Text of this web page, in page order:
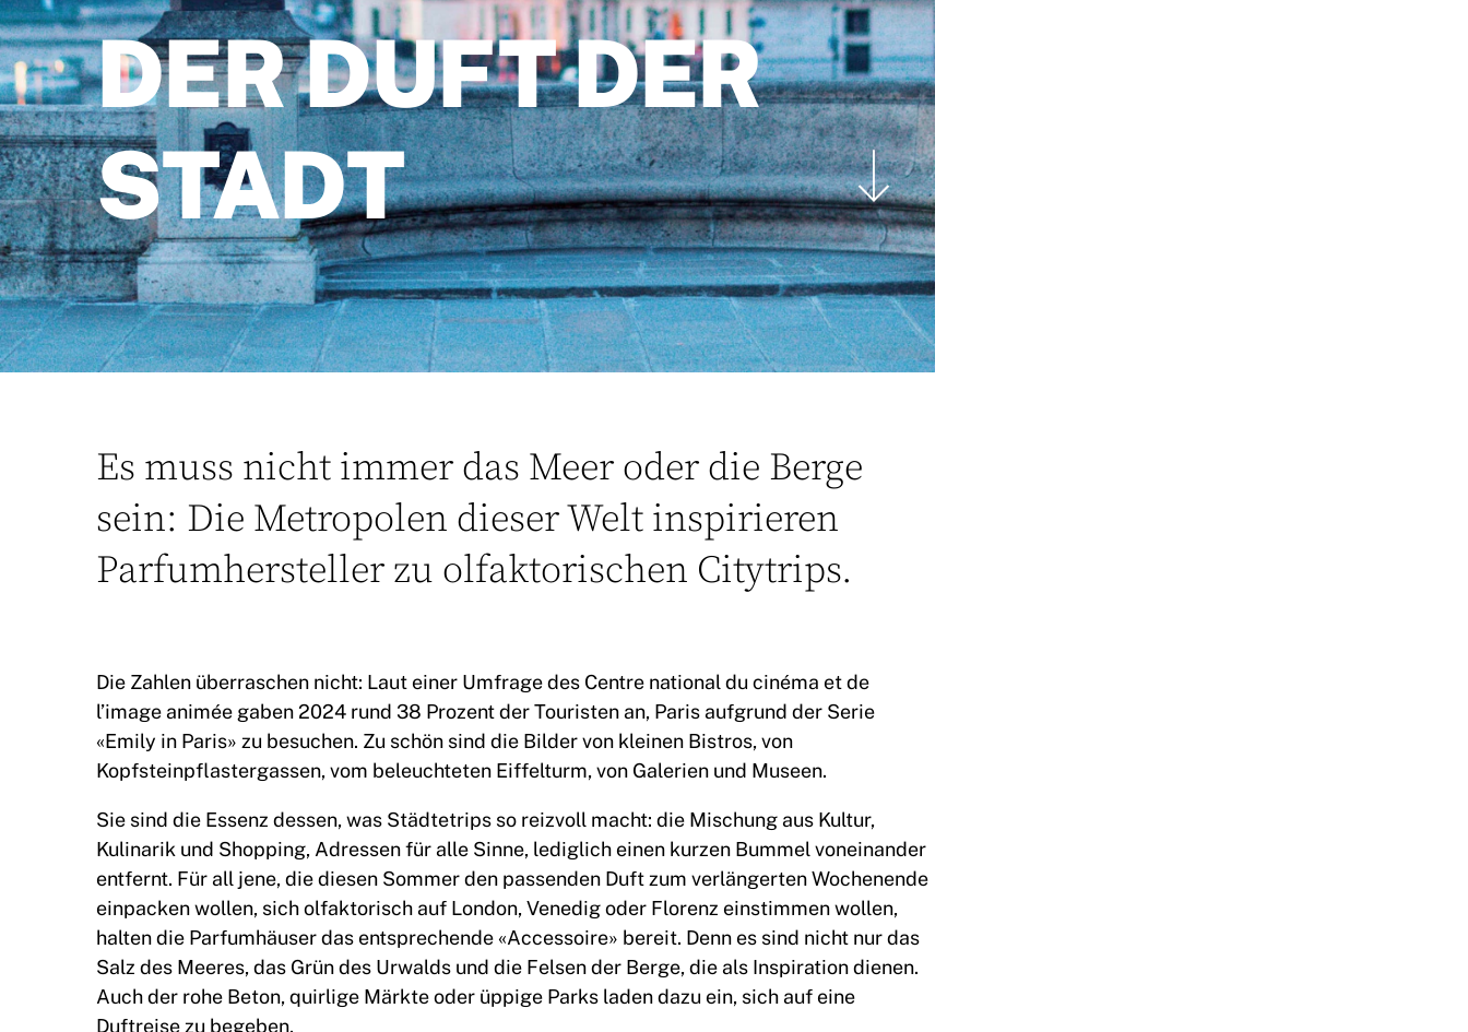
DER DUFT DER
STADT
Es muss nicht immer das Meer oder die Berge
sein: Die Metropolen dieser Welt inspirieren
Parfumhersteller zu olfaktorischen Citytrips.
Die Zahlen überraschen nicht: Laut einer Umfrage des Centre national du cinéma et de
l’image animée gaben 2024 rund 38 Prozent der Touristen an, Paris aufgrund der Serie
«Emily in Paris» zu besuchen. Zu schön sind die Bilder von kleinen Bistros, von
Kopfsteinpflastergassen, vom beleuchteten Eiffelturm, von Galerien und Museen.
Sie sind die Essenz dessen, was Städtetrips so reizvoll macht: die Mischung aus Kultur,
Kulinarik und Shopping, Adressen für alle Sinne, lediglich einen kurzen Bummel voneinander
entfernt. Für all jene, die diesen Sommer den passenden Duft zum verlängerten Wochenende
einpacken wollen, sich olfaktorisch auf London, Venedig oder Florenz einstimmen wollen,
halten die Parfumhäuser das entsprechende «Accessoire» bereit. Denn es sind nicht nur das
Salz des Meeres, das Grün des Urwalds und die Felsen der Berge, die als Inspiration dienen.
Auch der rohe Beton, quirlige Märkte oder üppige Parks laden dazu ein, sich auf eine
Duftreise zu begeben.